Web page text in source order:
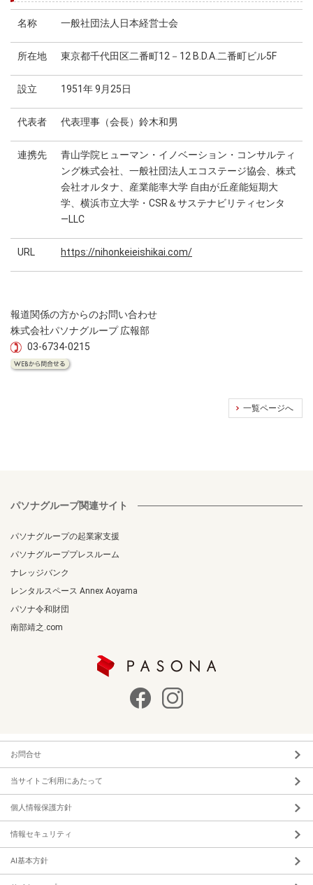
名称 一般社団法人日本経営士会
所在地 東京都千代田区二番町12－12 B.D.A.二番町ビル5F
設立 1951年 9月25日
代表者 代表理事（会長）鈴木和男
連携先
青山学院ヒューマン・イノベーション・コンサルティ
ング株式会社、一般社団法人エコステージ協会、株式
会社オルタナ、産業能率大学 自由が丘産能短期大
学、横浜市立大学・CSR＆サステナビリティセンタ
―LLC
URL https://nihonkeieishikai.com/
報道関係の方からのお問い合わせ
株式会社パソナグループ 広報部
03-6734-0215
一覧ページへ
パソナグループ関連サイト
パソナグループの起業家支援
パソナグループプレスルーム
ナレッジバンク
レンタルスペース Annex Aoyama
パソナ令和財団
南部靖之.com
お問合せ
当サイトご利用にあたって
個人情報保護方針
情報セキュリティ
AI基本方針